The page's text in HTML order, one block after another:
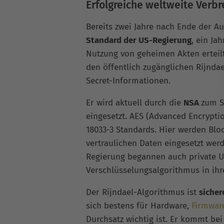
Erfolgreiche weltweite
Bereits zwei Jahre nach Ende der
Standard der US-Regierung, ein
Nutzung von geheimen Akten
den öffentlich zugänglichen
Secret-Informationen.
Er wird aktuell durch die NSAzum
eingesetzt. AES (Advanced
18033-3 Standards. Hier werden
vertraulichen Daten eingesetzt
Regierung begannen auch private
Verschlüsselungsalgorithmus in
Der Rijndael-Algorithmus ist
sich bestens für Hardware,
Durchsatz wichtig ist. Er kommt